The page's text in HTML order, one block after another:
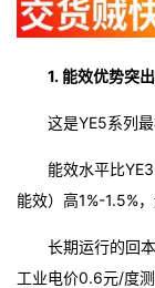
1. 能效优势突
这是YE5系列最
能效水平比
能效）高1%-1.5%
长期运行的回
工业电价0.6元/度